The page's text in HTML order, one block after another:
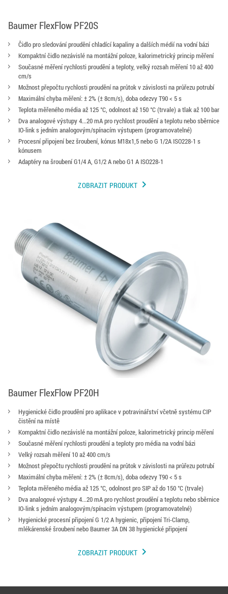
Baumer FlexFlow PF20S
Čidlo pro sledování proudění chladící kapaliny a dalších médií na vodní bázi
Kompaktní čidlo nezávislé na montážní poloze, kalorimetrický princip měření
Současné měření rychlosti proudění a teploty, velký rozsah měření 10 až 400
cm/s
Možnost přepočtu rychlosti proudění na průtok v závislosti na průřezu potrubí
Maximální chyba měření: ± 2% (± 8cm/s), doba odezvy T90 < 5 s
Teplota měřeného média až 125 °C, odolnost až 150 °C (trvale) a tlak až 100 bar
Dva analogové výstupy 4...20 mA pro rychlost proudění a teplotu nebo sběrnice
IO-link s jedním analogovým/spínacím výstupem (programovatelné)
Procesní připojení bez šroubení, kónus M18x1,5 nebo G 1/2A ISO228-1 s
kónusem
Adaptéry na šroubení G1/4 A, G1/2 A nebo G1 A ISO228-1
ZOBRAZIT PRODUKT chevron_right
Baumer FlexFlow PF20H
Hygienické čidlo proudění pro aplikace v potravinářství včetně systému CIP
čistění na místě
Kompaktní čidlo nezávislé na montážní poloze, kalorimetrický princip měření
Současné měření rychlosti proudění a teploty pro média na vodní bázi
Velký rozsah měření 10 až 400 cm/s
Možnost přepočtu rychlosti proudění na průtok v závislosti na průřezu potrubí
Maximální chyba měření: ± 2% (± 8cm/s), doba odezvy T90 < 5 s
Teplota měřeného média až 125 °C, odolnost pro SIP až do 150 °C (trvale)
Dva analogové výstupy 4...20 mA pro rychlost proudění a teplotu nebo sběrnice
IO-link s jedním analogovým/spínacím výstupem (programovatelné)
Hygienické procesní připojení G 1/2 A hygienic, připojení Tri-Clamp,
mlékárenské šroubení nebo Baumer 3A DN 38 hygienické připojení
ZOBRAZIT PRODUKT chevron_right